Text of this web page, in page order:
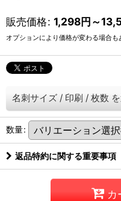
販売価格: 1,298円～
オプションにより価格が変わる場合も
名刺サイズ / 印刷 / 枚数
数量:
返品特約に関する重要事項
カ